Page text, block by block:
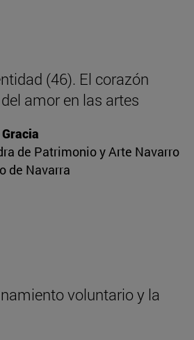
(46). El corazón
amor en las artes
de Patrimonio y Arte Navarro
de Navarra
voluntario y la